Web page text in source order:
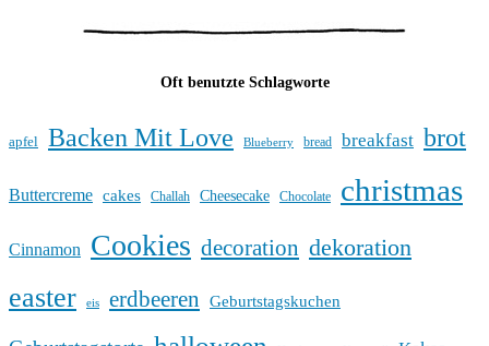
Oft benutzte Schlagworte
apfel Backen Mit Love Blueberry bread breakfast brot
Buttercreme cakes Challah Cheesecake Chocolate christmas
Cinnamon Cookies decoration dekoration
easter eis erdbeeren Geburtstagskuchen